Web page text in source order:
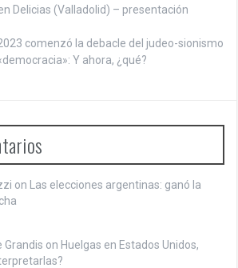
Delicias (Valladolid) – presentación
comenzó la debacle del judeo-sionismo
Y ahora, ¿qué?
on
Las elecciones argentinas: ganó la
Grandis on Huelgas en Estados Unidos,